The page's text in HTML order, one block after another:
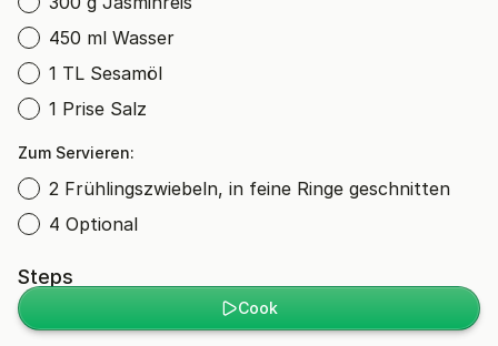
450 ml Wasser
1 TL Sesamöl
1 Prise Salz
Zum Servieren:
2 Frühlingszwiebeln, in feine Ringe geschnitten
4 Optional
Steps
Cook